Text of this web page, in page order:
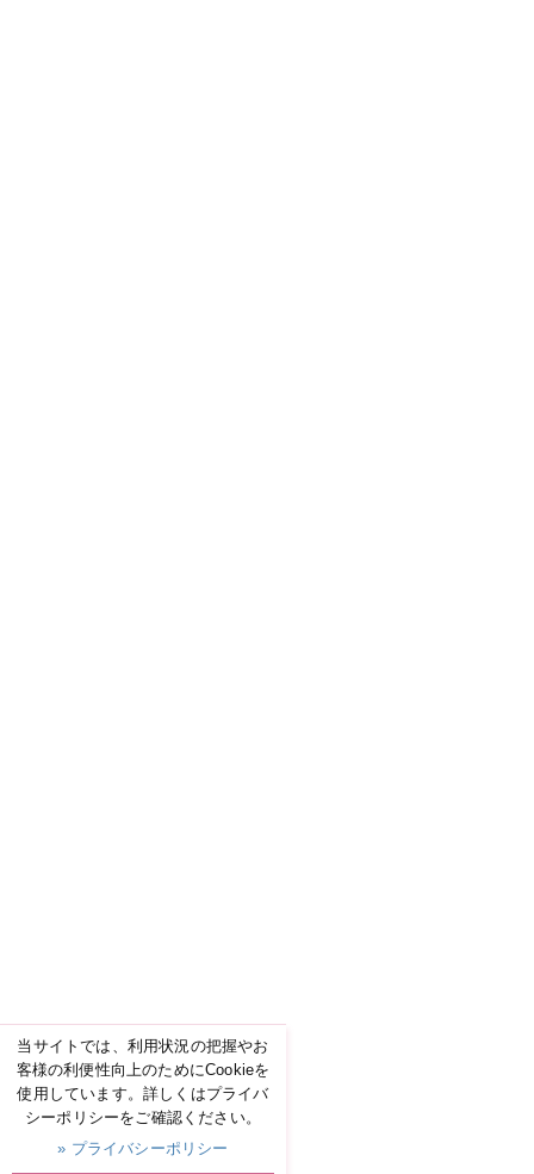
当サイトでは、利用状況の把握やお
客様の利便性向上のためにCookieを
使用しています。詳しくはプライバ
シーポリシーをご確認ください。
» プライバシーポリシー